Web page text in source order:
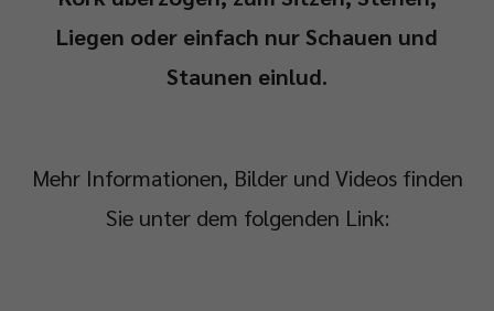
Liegen oder einfach nur Schauen und
Staunen einlud.
Mehr Informationen, Bilder und Videos finden
Sie unter dem folgenden Link: